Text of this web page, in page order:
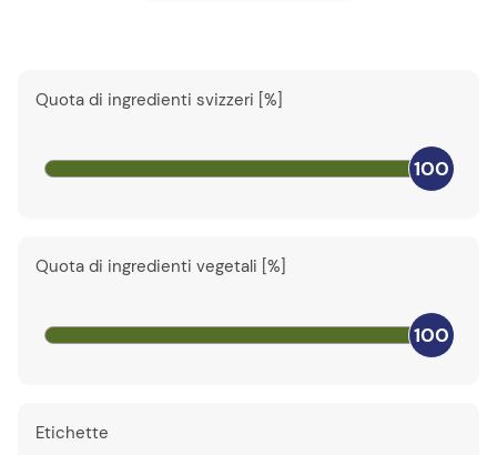
Quota di ingredienti svizzeri [%]
100
Quota di ingredienti vegetali [%]
100
Etichette